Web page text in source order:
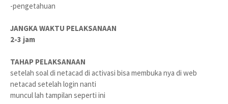
-pengetahuan
JANGKA WAKTU PELAKSANAAN
2-3 jam
TAHAP PELAKSANAAN
setelah soal di netacad di activasi bisa membuka nya di web
netacad setelah login nanti
muncul lah tampilan seperti ini